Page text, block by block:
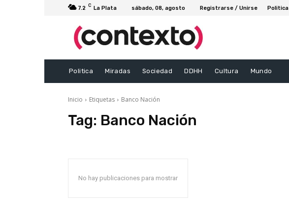
7.2 C La Plata sábado, 08, agosto Registrarse / Unirse Politica
Politica Miradas Sociedad DDHH Cultura Mundo
Inicio Etiquetas Banco Nación
Tag: Banco Nación
No hay publicaciones para mostrar